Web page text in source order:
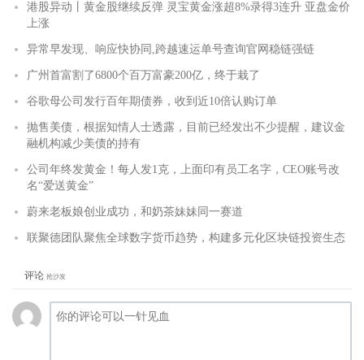
港股异动丨黄金股继续反弹 灵宝黄金涨超8%录得3连升 亚盘金价
上涨
异常早发现、响应快协同,跨越速运单号查询官网稳链强链
广州首富割了6800个百万富豪200亿，终于栽了
谷歌母公司发行百年期债券，收到近10倍认购订单
抛售美债，根据知情人士透露，目前已经发出不少提醒，建议金
融机构减少美债的持有
公司年终发黄金！每人发1克，上面印有员工名字，CEO账号改
名“爱送黄金”
蔚来老板娘创业成功，和奶茶妹妹同一赛道
联聚德团队聚焦全球数字货币趋势，构建多元化区块链投资生态
评论 抢沙发